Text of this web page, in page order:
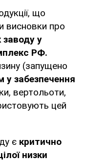
що
висновки про
заводу у
РФ.
(запущено
у забезпечення
вертольоти,
цей
є критично
низки